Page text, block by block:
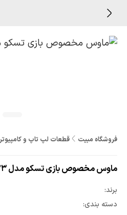
فروشگاه مبیت قطعات لپ تاپ و کامپیوتر
ماوس مخصوص بازی تسکو مدل GM 2023
برند:
دسته بندی: